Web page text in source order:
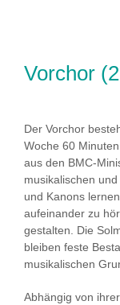
Vorchor
Der Vorchor
Woche 60
aus den BMC-
musikalischen
und Kanons
aufeinander zu
gestalten. Die
bleiben feste
musikalischen
Abhängig von